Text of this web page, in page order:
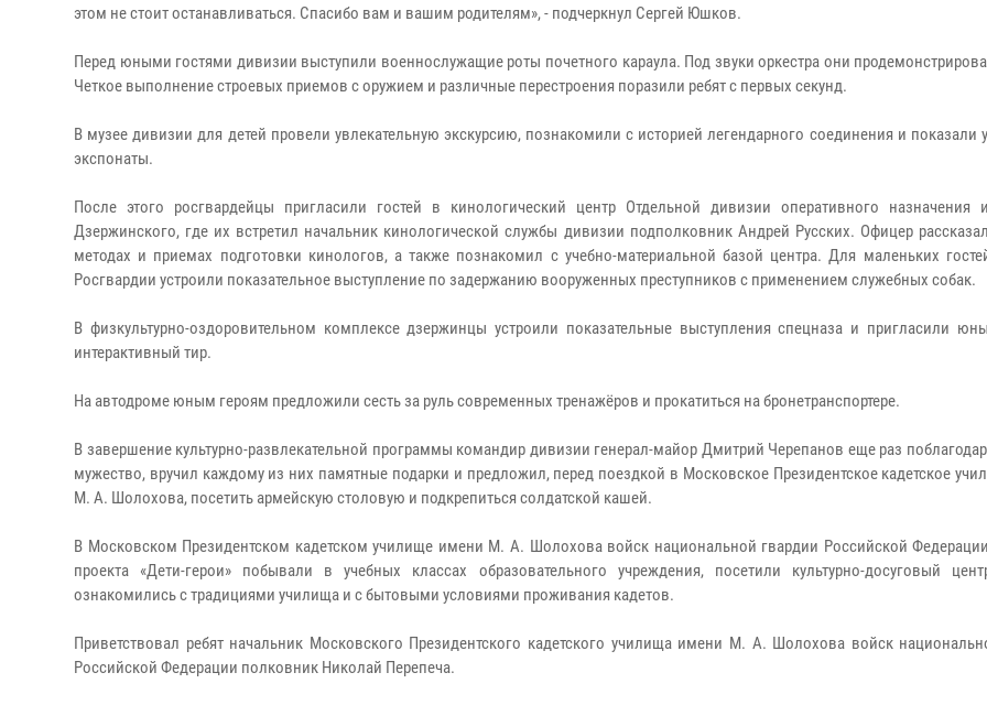
этом не стоит останавливаться. Спасибо вам и вашим родителям», - подчеркнул Сергей Юшков.
Перед юными гостями дивизии выступили военнослужащие роты почетного караула. Под звуки оркестра они
Четкое выполнение строевых приемов с оружием и различные перестроения поразили ребят с первых секунд.
В музее дивизии для детей провели увлекательную экскурсию, познакомили с историей легендарного соединения и показали
экспонаты.
После этого росгвардейцы пригласили гостей в кинологический центр Отдельной дивизии оперативного
Дзержинского, где их встретил начальник кинологической службы дивизии подполковник Андрей Русских. Офицер
методах и приемах подготовки кинологов, а также познакомил с учебно-материальной базой центра. Для маленьких
Росгвардии устроили показательное выступление по задержанию вооруженных преступников с применением служебных собак.
В физкультурно-оздоровительном комплексе дзержинцы устроили показательные выступления спецназа и пригласили
интерактивный тир.
На автодроме юным героям предложили сесть за руль современных тренажёров и прокатиться на бронетранспортере.
В завершение культурно-развлекательной программы командир дивизии генерал-майор Дмитрий Черепанов еще раз
мужество, вручил каждому из них памятные подарки и предложил, перед поездкой в Московское Президентское кадетское
М. А. Шолохова, посетить армейскую столовую и подкрепиться солдатской кашей.
В Московском Президентском кадетском училище имени М. А. Шолохова войск национальной гвардии Российской
проекта «Дети-герои» побывали в учебных классах образовательного учреждения, посетили культурно-досуговый
ознакомились с традициями училища и с бытовыми условиями проживания кадетов.
Приветствовал ребят начальник Московского Президентского кадетского училища имени М. А. Шолохова войск
Российской Федерации полковник Николай Перепеча.